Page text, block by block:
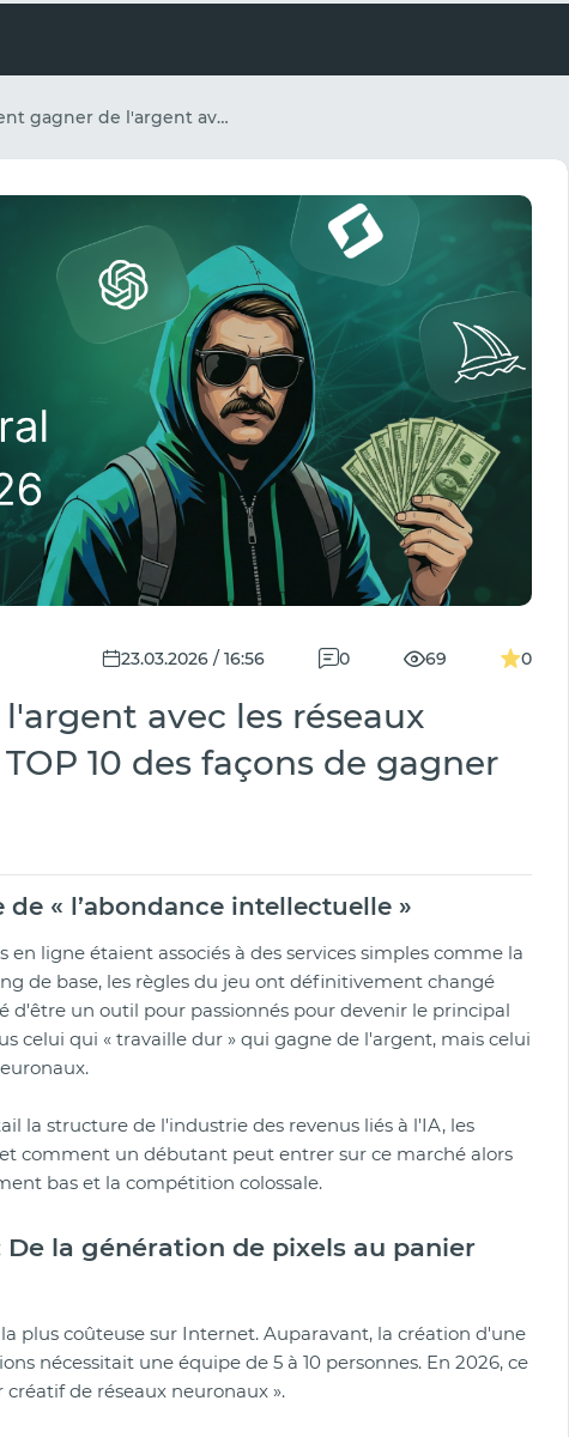
Comment gagner de l'argent avec les réseaux neuronaux en 2026 ? TOP 10 des façons de gagner de l'argent avec l'IA.
23.03.2026 / 16:56 0 69 0
avec les réseaux
10 des façons de gagner
de « l’abondance intellectuelle »
en ligne étaient associés à des services simples comme la
de base, les règles du jeu ont définitivement changé
d'être un outil pour passionnés pour devenir le principal
celui qui « travaille dur » qui gagne de l'argent, mais celui
la structure de l'industrie des revenus liés à l'IA, les
comment un débutant peut entrer sur ce marché alors
bas et la compétition colossale.
De la génération de pixels au panier
plus coûteuse sur Internet. Auparavant, la création d'une
nécessitait une équipe de 5 à 10 personnes. En 2026, ce
de réseaux neuronaux ».